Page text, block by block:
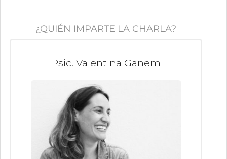
¿QUIÉN IMPARTE LA CHARLA?
Psic. Valentina Ganem